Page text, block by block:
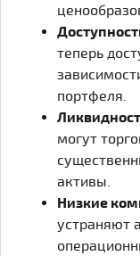
теперь
портфеля.
могут
активы.
Низкие
устраняют